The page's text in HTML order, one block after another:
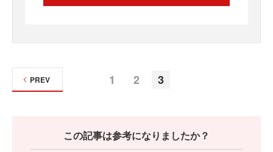
1 2 3
PREV
この記事は参考になりましたか？